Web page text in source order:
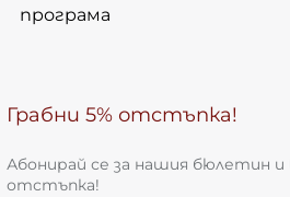
програма
Грабни 5% отстъпка!
Абонирай се за нашия бюлетин и
отстъпка!